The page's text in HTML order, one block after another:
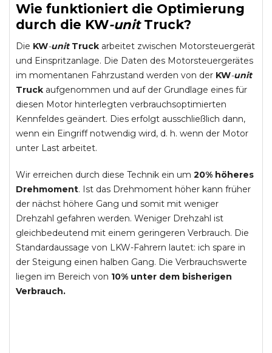
Wie funktioniert die Optimierung
durch die KW-unit Truck?
Die KW-unit Truck arbeitet zwischen Motorsteuergerät
und Einspritzanlage. Die Daten des Motorsteuergerätes
im momentanen Fahrzustand werden von der KW-unit
Truck aufgenommen und auf der Grundlage eines für
diesen Motor hinterlegten verbrauchsoptimierten
Kennfeldes geändert. Dies erfolgt ausschließlich dann,
wenn ein Eingriff notwendig wird, d. h. wenn der Motor
unter Last arbeitet.
Wir erreichen durch diese Technik ein um 20% höheres
Drehmoment. Ist das Drehmoment höher kann früher
der nächst höhere Gang und somit mit weniger
Drehzahl gefahren werden. Weniger Drehzahl ist
gleichbedeutend mit einem geringeren Verbrauch. Die
Standardaussage von LKW-Fahrern lautet: ich spare in
der Steigung einen halben Gang. Die Verbrauchswerte
liegen im Bereich von 10% unter dem bisherigen
Verbrauch.